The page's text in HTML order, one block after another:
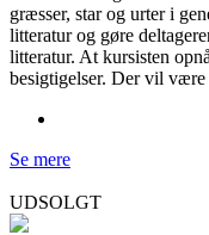
græsser, star og urter i
litteratur og gøre
litteratur. At kursisten
besigtigelser. Der vil
Se mere
UDSOLGT